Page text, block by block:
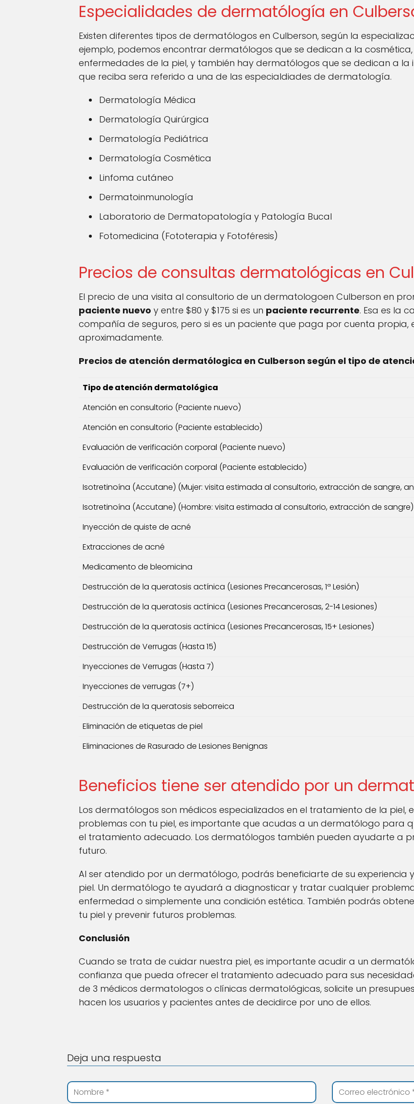
Especialidades de dermatólogía en
Existen diferentes tipos de dermatólogos en Culberson, según la
ejemplo, podemos encontrar dermatólogos que se dedican a la
enfermedades de la piel, y también hay dermatólogos que se dedican a la
que reciba sera referido a una de las especialdiades de dermatología.
Dermatología Médica
Dermatología Quirúrgica
Dermatología Pediátrica
Dermatología Cosmética
Linfoma cutáneo
Dermatoinmunología
Laboratorio de Dermatopatología y Patología Bucal
Fotomedicina (Fototerapia y Fotoféresis)
Precios de consultas dermatológicas en
El precio de una visita al consultorio de un dermatologoen Culberson en
paciente nuevo y entre $80 y $175 si es un paciente recurrente. Esa es la
compañía de seguros, pero si es un paciente que paga por cuenta propia,
aproximadamente.
Precios de atención dermatólogica en Culberson según el tipo de
Tipo de atención dermatológica
Atención en consultorio (Paciente nuevo)
Atención en consultorio (Paciente establecido)
Evaluación de verificación corporal (Paciente nuevo)
Evaluación de verificación corporal (Paciente establecido)
Isotretinoína (Accutane) (Mujer: visita estimada al consultorio, extracción de sangre,
Isotretinoína (Accutane) (Hombre: visita estimada al consultorio, extracción de sangre)
Inyección de quiste de acné
Extracciones de acné
Medicamento de bleomicina
Destrucción de la queratosis actínica (Lesiones Precancerosas, 1ª Lesión)
Destrucción de la queratosis actínica (Lesiones Precancerosas, 2-14 Lesiones)
Destrucción de la queratosis actínica (Lesiones Precancerosas, 15+ Lesiones)
Destrucción de Verrugas (Hasta 15)
Inyecciones de Verrugas (Hasta 7)
Inyecciones de verrugas (7+)
Destrucción de la queratosis seborreica
Eliminación de etiquetas de piel
Eliminaciones de Rasurado de Lesiones Benignas
Beneficios tiene ser atendido por un
Los dermatólogos son médicos especializados en el tratamiento de la piel,
problemas con tu piel, es importante que acudas a un dermatólogo para
el tratamiento adecuado. Los dermatólogos también pueden ayudarte a
futuro.
Al ser atendido por un dermatólogo, podrás beneficiarte de su experiencia
piel. Un dermatólogo te ayudará a diagnosticar y tratar cualquier
enfermedad o simplemente una condición estética. También podrás
tu piel y prevenir futuros problemas.
Conclusión
Cuando se trata de cuidar nuestra piel, es importante acudir a un
confianza que pueda ofrecer el tratamiento adecuado para sus
de 3 médicos dermatologos o clínicas dermatológicas, solicite un
hacen los usuarios y pacientes antes de decidirce por uno de ellos.
Deja una respuesta